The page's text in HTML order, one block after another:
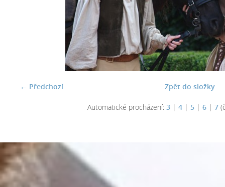
← Předchozí Zpět do složky
Automatické procházení: 3| 4| 5| 6| 7